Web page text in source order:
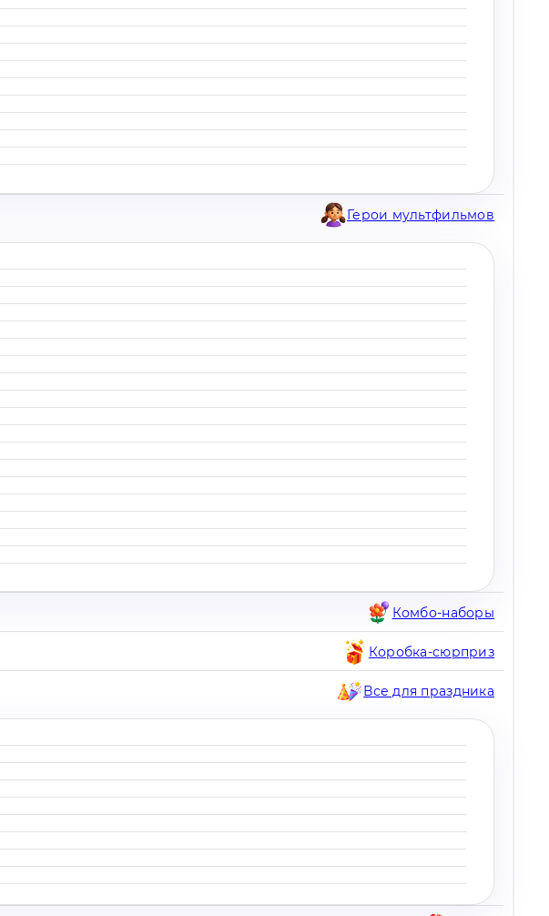
Герои мультфильмов
Комбо-наборы
Коробка-сюрприз
Все для праздника